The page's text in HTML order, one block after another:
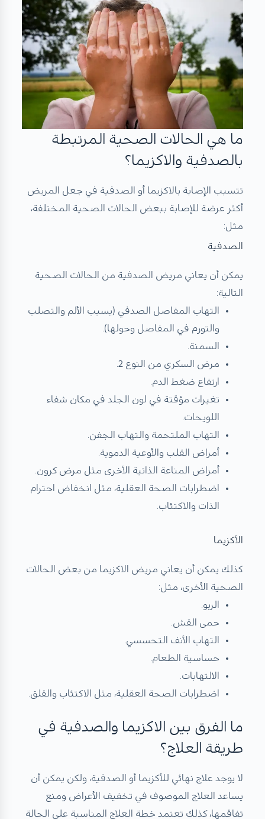
ما هي الحالات الصحية المرتبطة
بالصدفية والاكزيما؟
تتسبب الإصابة بالاكزيما أو الصدفية في جعل المريض
أكثر عرضة للإصابة ببعض الحالات الصحية المختلفة،
مثل:
الصدفية
يمكن أن يعاني مريض الصدفية من الحالات الصحية
التالية:
التهاب المفاصل الصدفي (يسبب الألم والتصلب
والتورم في المفاصل وحولها).
السمنة.
مرض السكري من النوع 2.
ارتفاع ضغط الدم.
تغيرات مؤقتة في لون الجلد في مكان شفاء
اللويحات.
التهاب الملتحمة والتهاب الجفن.
أمراض القلب والأوعية الدموية.
أمراض المناعة الذاتية الأخرى مثل مرض كرون.
اضطرابات الصحة العقلية، مثل انخفاض احترام
الذات والاكتئاب.
الأكزيما
كذلك يمكن أن يعاني مريض الاكزيما من بعض الحالات
الصحية الأخرى، مثل:
الربو.
حمى القش.
التهاب الأنف التحسسي.
حساسية الطعام.
الالتهابات.
اضطرابات الصحة العقلية، مثل الاكتئاب والقلق.
ما الفرق بين الاكزيما والصدفية في
طريقة العلاج؟
لا يوجد علاج نهائي للأكزيما أو الصدفية، ولكن يمكن أن
يساعد العلاج الموصوف في تخفيف الأعراض ومنع
تفاقمها، كذلك تعتمد خطة العلاج المناسبة على الحالة